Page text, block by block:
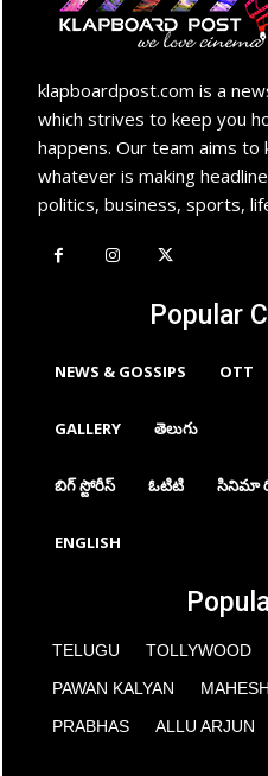
klapboardpost.com is a
which strives to keep you
happens. Our team aims
whatever is making
politics, business, sports,
Popular
NEWS & GOSSIPS OTT
GALLERY తెలుగు
బిగ్ స్టోరీస్ ఓటిటి సినిమా
ENGLISH
TELUGU TOLLYWOOD
PAWAN KALYAN
PRABHAS
ALLU ARJUN